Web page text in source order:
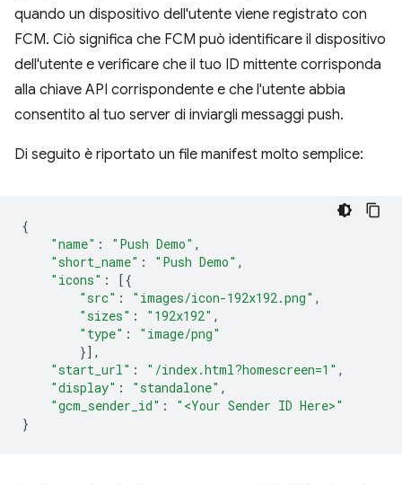
quando un dispositivo dell'utente viene registrato con
FCM. Ciò significa che FCM può identificare il dispositivo
dell'utente e verificare che il tuo ID mittente corrisponda
alla chiave API corrispondente e che l'utente abbia
consentito al tuo server di inviargli messaggi push.
Di seguito è riportato un file manifest molto semplice:
{
"name" : "Push Demo" ,
"short_name" : "Push Demo" ,
"icons" :
[{
"src" : "images/icon-192x192.png" ,
"sizes" : "192x192" ,
"type" :
"image/png"
}],
"start_url" : "/index.html?homescreen=1" ,
"display" : "standalone" ,
"gcm_sender_id" :
"<Your Sender ID Here>"
}